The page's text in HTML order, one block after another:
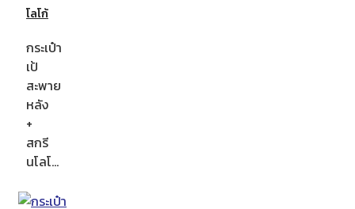
โลโก้
กระเป๋า
เป้
สะพาย
หลัง
+
สกรี
นโลโ…